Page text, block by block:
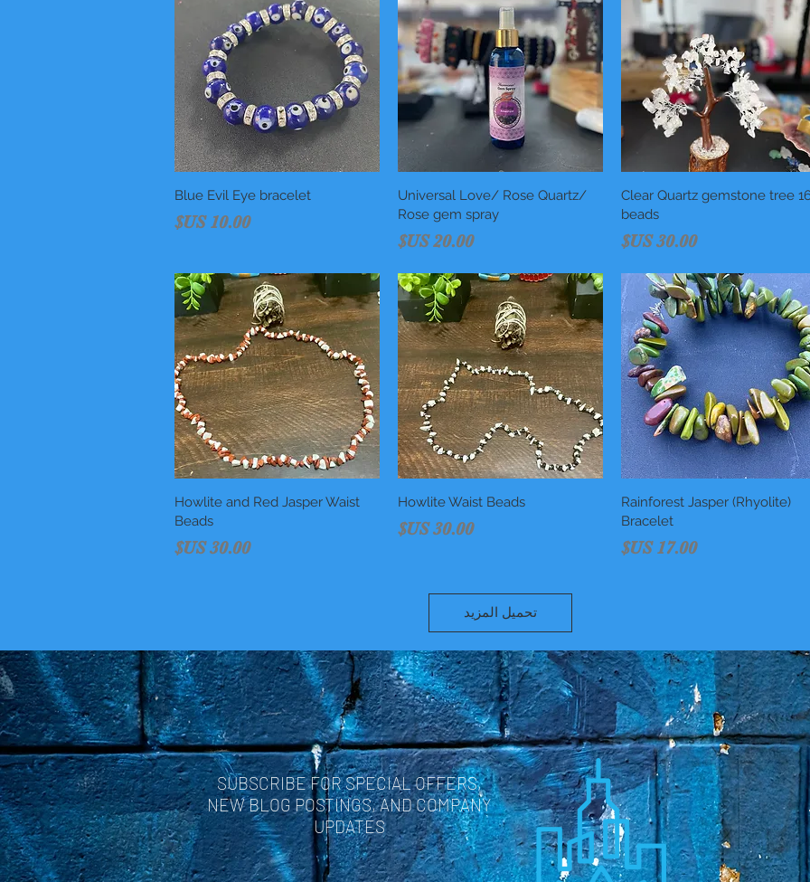
العرض السريع
Clear Quartz gemstone tree
beads
السعر‏30.00 US$
العرض السريع
Universal Love/ Rose Quartz/
Rose gem spray
السعر‏20.00 US$
العرض السريع
Blue Evil Eye bracelet
السعر‏10.00 US$
العرض السريع
Rainforest Jasper (Rhyolite)
Bracelet
السعر‏17.00 US$
العرض السريع
Howlite Waist Beads
السعر‏30.00 US$
العرض السريع
Howlite and Red Jasper Waist
Beads
السعر‏30.00 US$
تحميل المزيد
SUBSCRIBE FOR SPECIAL OFFERS,
NEW BLOG POSTINGS, AND COMPANY
UPDATES